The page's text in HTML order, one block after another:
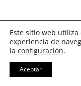
Este sitio web
experiencia de
la configuración.
Aceptar